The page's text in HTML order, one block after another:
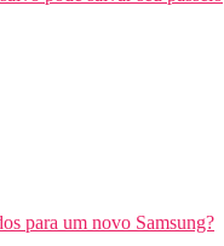
para um novo Samsung?